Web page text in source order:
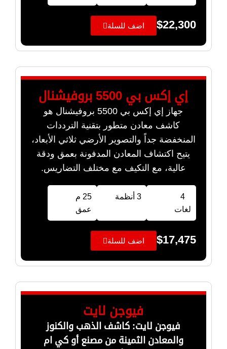
$22,300 اضف للسلة
إي إكس بي 5500 بروفيشنال
جهاز إي إكس بي 5500 بروفيشنال هو
كاشف معادن متطور بتقنية الترددات
المنخفضة جداً والتصوير الأرضي ثلاثي الأبعاد،
يتيح اكتشاف المعادن المدفونة بعمق ودقة
عالية، مع التكيف مع مختلف التضاريس.
4
لغات
3 أنظمة
25 م
عمق
$17,475 اضف للسلة
فيوجن لايت
فيوجن لايت: كاشف الذهب والكنوز
والمعادن الثمينة من مصنع أو كي ام